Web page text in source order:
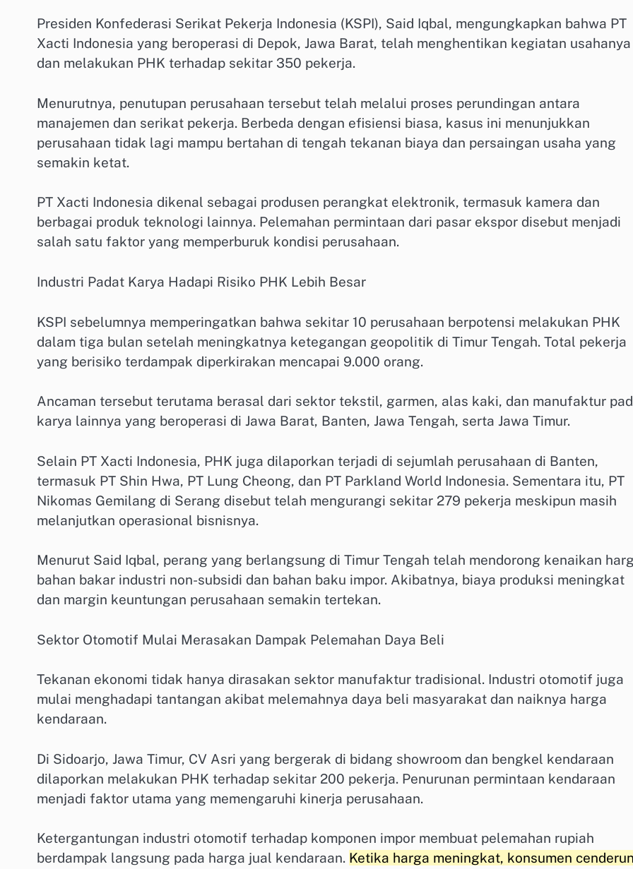
Presiden Konfederasi Serikat Pekerja Indonesia (KSPI), Said Iqbal, mengungkapkan bahwa PT
Xacti Indonesia yang beroperasi di Depok, Jawa Barat, telah menghentikan kegiatan usahanya
dan melakukan PHK terhadap sekitar 350 pekerja.
Menurutnya, penutupan perusahaan tersebut telah melalui proses perundingan antara
manajemen dan serikat pekerja. Berbeda dengan efisiensi biasa, kasus ini menunjukkan
perusahaan tidak lagi mampu bertahan di tengah tekanan biaya dan persaingan usaha yang
semakin ketat.
PT Xacti Indonesia dikenal sebagai produsen perangkat elektronik, termasuk kamera dan
berbagai produk teknologi lainnya. Pelemahan permintaan dari pasar ekspor disebut menjadi
salah satu faktor yang memperburuk kondisi perusahaan.
Industri Padat Karya Hadapi Risiko PHK Lebih Besar
KSPI sebelumnya memperingatkan bahwa sekitar 10 perusahaan berpotensi melakukan PHK
dalam tiga bulan setelah meningkatnya ketegangan geopolitik di Timur Tengah. Total pekerja
yang berisiko terdampak diperkirakan mencapai 9.000 orang.
Ancaman tersebut terutama berasal dari sektor tekstil, garmen, alas kaki, dan manufaktur
karya lainnya yang beroperasi di Jawa Barat, Banten, Jawa Tengah, serta Jawa Timur.
Selain PT Xacti Indonesia, PHK juga dilaporkan terjadi di sejumlah perusahaan di Banten,
termasuk PT Shin Hwa, PT Lung Cheong, dan PT Parkland World Indonesia. Sementara itu, PT
Nikomas Gemilang di Serang disebut telah mengurangi sekitar 279 pekerja meskipun masih
melanjutkan operasional bisnisnya.
Menurut Said Iqbal, perang yang berlangsung di Timur Tengah telah mendorong kenaikan
bahan bakar industri non-subsidi dan bahan baku impor. Akibatnya, biaya produksi meningkat
dan margin keuntungan perusahaan semakin tertekan.
Sektor Otomotif Mulai Merasakan Dampak Pelemahan Daya Beli
Tekanan ekonomi tidak hanya dirasakan sektor manufaktur tradisional. Industri otomotif juga
mulai menghadapi tantangan akibat melemahnya daya beli masyarakat dan naiknya harga
kendaraan.
Di Sidoarjo, Jawa Timur, CV Asri yang bergerak di bidang showroom dan bengkel kendaraan
dilaporkan melakukan PHK terhadap sekitar 200 pekerja. Penurunan permintaan kendaraan
menjadi faktor utama yang memengaruhi kinerja perusahaan.
Ketergantungan industri otomotif terhadap komponen impor membuat pelemahan rupiah
berdampak langsung pada harga jual kendaraan. Ketika harga meningkat, konsumen